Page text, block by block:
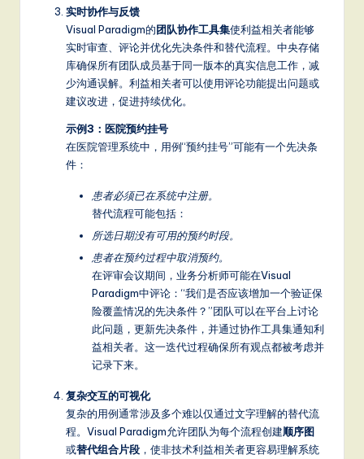
实时协作与反馈
Visual Paradigm的团队协作工具集使利益相关者能够
实时审查、评论并优化先决条件和替代流程。中央存储
库确保所有团队成员基于同一版本的真实信息工作，减
少沟通误解。利益相关者可以使用评论功能提出问题或
建议改进，促进持续优化。
示例3：医院预约挂号
在医院管理系统中，用例“预约挂号”可能有一个先决条
件：
患者必须已在系统中注册。
替代流程可能包括：
所选日期没有可用的预约时段。
患者在预约过程中取消预约。
在评审会议期间，业务分析师可能在Visual
Paradigm中评论：“我们是否应该增加一个验证保
险覆盖情况的先决条件？”团队可以在平台上讨论
此问题，更新先决条件，并通过协作工具集通知利
益相关者。这一迭代过程确保所有观点都被考虑并
记录下来。
复杂交互的可视化
复杂的用例通常涉及多个难以仅通过文字理解的替代流
程。Visual Paradigm允许团队为每个流程创建顺序图
或替代组合片段 ，使非技术利益相关者更容易理解系统